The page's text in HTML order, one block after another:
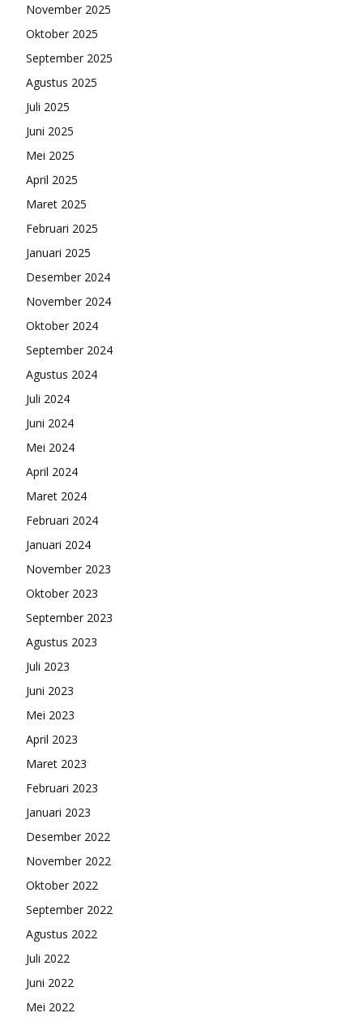
November 2025
Oktober 2025
September 2025
Agustus 2025
Juli 2025
Juni 2025
Mei 2025
April 2025
Maret 2025
Februari 2025
Januari 2025
Desember 2024
November 2024
Oktober 2024
September 2024
Agustus 2024
Juli 2024
Juni 2024
Mei 2024
April 2024
Maret 2024
Februari 2024
Januari 2024
November 2023
Oktober 2023
September 2023
Agustus 2023
Juli 2023
Juni 2023
Mei 2023
April 2023
Maret 2023
Februari 2023
Januari 2023
Desember 2022
November 2022
Oktober 2022
September 2022
Agustus 2022
Juli 2022
Juni 2022
Mei 2022